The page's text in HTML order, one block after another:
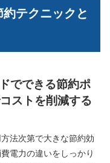
テクニックと
でできる節約ポ
ストを削減する
法次第で大きな節約効
電力の違いをしっかり